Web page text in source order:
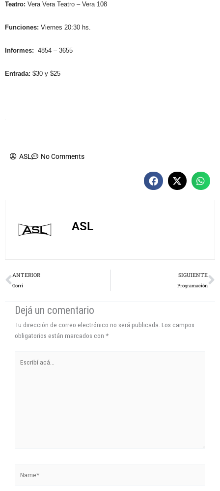
Teatro: Vera Vera Teatro – Vera 108
Funciones: Viernes 20:30 hs.
Informes: 4854 – 3655
Entrada: $30 y $25
ASL No Comments
ASL
Prev
ANTERIOR
Gorri
SIGUIENTE
Programación
Dejá un comentario
Tu dirección de correo electrónico no será publicada. Los campos
obligatorios están marcados con *
acá...